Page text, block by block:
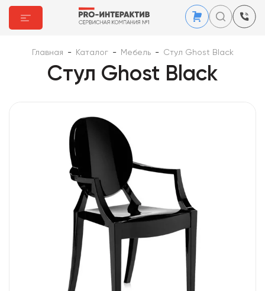
Главная - Каталог - Мебель - Стул Ghost Black
Стул Ghost Black